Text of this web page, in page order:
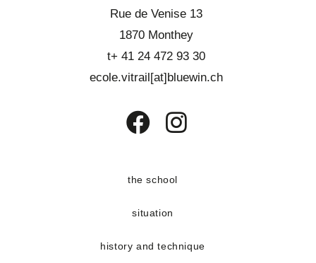
Rue de Venise 13
1870 Monthey
t+ 41 24 472 93 30
ecole.vitrail[at]bluewin.ch
a
tab
a
the school
situation
history and technique